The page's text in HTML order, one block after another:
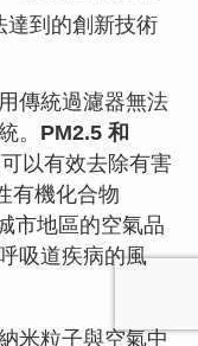
達到的創新技術
傳統過濾器無法
。 PM2.5 和
以有效去除有害
有機化合物
市地區的空氣品
吸道疾病的風
納米粒子與空氣中